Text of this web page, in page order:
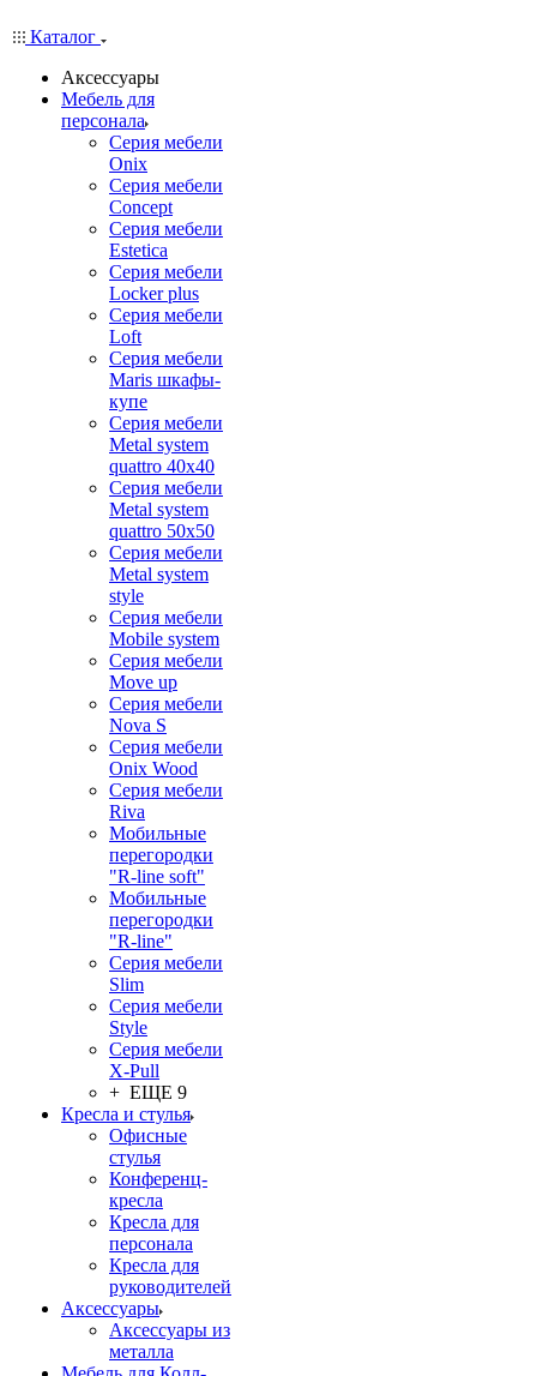
Каталог
Аксессуары
Мебель для
персонала
Серия мебели
Onix
Серия мебели
Concept
Серия мебели
Estetica
Серия мебели
Locker plus
Серия мебели
Loft
Серия мебели
Maris шкафы-
купе
Серия мебели
Metal system
quattro 40x40
Серия мебели
Metal system
quattro 50x50
Серия мебели
Metal system
style
Серия мебели
Mobile system
Серия мебели
Move up
Серия мебели
Nova S
Серия мебели
Onix Wood
Серия мебели
Riva
Мобильные
перегородки
"R-line soft"
Мобильные
перегородки
"R-line"
Серия мебели
Slim
Серия мебели
Style
Серия мебели
X-Pull
+ ЕЩЕ 9
Кресла и стулья
Офисные
стулья
Конференц-
кресла
Кресла для
персонала
Кресла для
руководителей
Аксессуары
Аксессуары из
металла